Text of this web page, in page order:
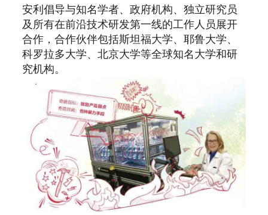
安利倡导与知名学者、政府机构、独立研究员
及所有在前沿技术研发第一线的工作人员展开
合作，合作伙伴包括斯坦福大学、耶鲁大学、
科罗拉多大学、北京大学等全球知名大学和研
究机构。